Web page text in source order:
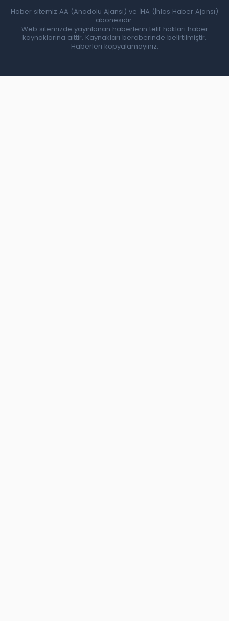
Haber sitemiz AA (Anadolu Ajansı) ve İHA (İhlas Haber Ajansı)
abonesidir.
Web sitemizde yayınlanan haberlerin telif hakları haber
kaynaklarına aittir. Kaynakları beraberinde belirtilmiştir.
Haberleri kopyalamayınız.